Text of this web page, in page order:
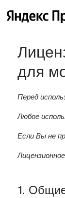
для
Перед
Любое
Если Вы не
1.